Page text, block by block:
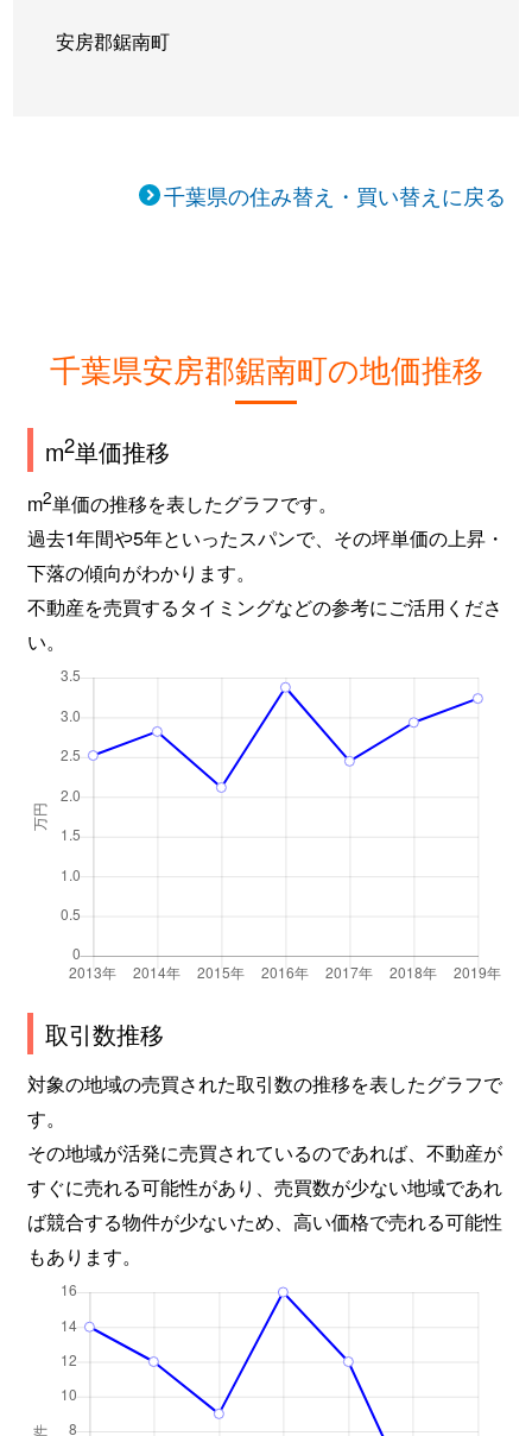
安房郡鋸南町
千葉県の住み替え・買い替えに戻る
千葉県安房郡鋸南町の地価推移
m2単価推移
m2単価の推移を表したグラフです。
過去1年間や5年といったスパンで、その坪単価の上昇・
下落の傾向がわかります。
不動産を売買するタイミングなどの参考にご活用くださ
い。
取引数推移
対象の地域の売買された取引数の推移を表したグラフで
す。
その地域が活発に売買されているのであれば、不動産が
すぐに売れる可能性があり、売買数が少ない地域であれ
ば競合する物件が少ないため、高い価格で売れる可能性
もあります。